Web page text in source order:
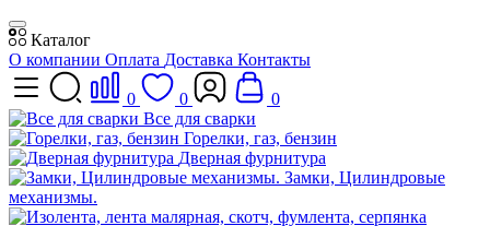
Каталог
О компании Оплата Доставка Контакты
0 0
0
Все для сварки
Горелки, газ, бензин
Дверная фурнитура
Замки, Цилиндровые
механизмы.